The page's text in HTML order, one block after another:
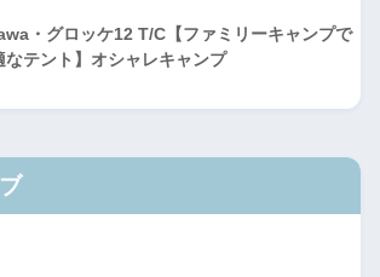
・グロッケ12 T/C【ファミリーキャンプで
なテント】オシャレキャンプ